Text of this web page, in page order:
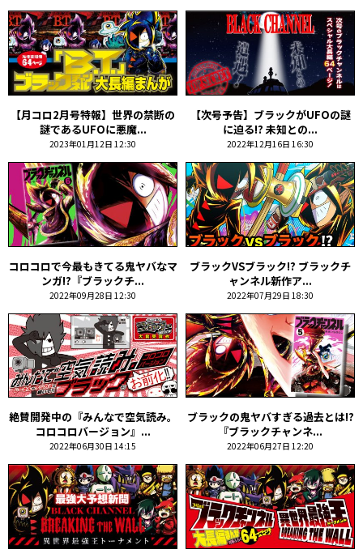
【月コロ2月号特報】世界の禁断の
謎であるUFOに悪魔...
2023年01月12日 12:30
【次号予告】ブラックがUFOの謎
に迫る!? 未知との...
2022年12月16日 16:30
コロコロで今最もきてる鬼ヤバなマ
ンガ!?『ブラックチ...
2022年09月28日 12:30
ブラックVSブラック!? ブラックチ
ャンネル新作ア...
2022年07月29日 18:30
絶賛開発中の『みんなで空気読み。
コロコロバージョン』...
2022年06月30日 14:15
ブラックの鬼ヤバすぎる過去とは!?
『ブラックチャンネ...
2022年06月27日 12:20